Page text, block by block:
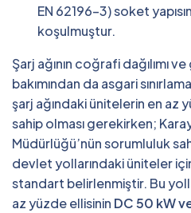
EN 62196-3) soket
koşulmuştur.
Şarj ağının coğrafi dağılımı
bakımından da asgari
şarj ağındaki ünitelerin en az
sahip olması gerekirken;
Müdürlüğü’nün sorumluluk
devlet yollarındaki üniteler
standart belirlenmiştir. Bu
az yüzde ellisinin DC 50 kW